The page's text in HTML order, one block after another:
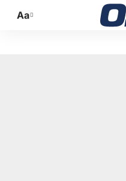
Promijeni
Aa